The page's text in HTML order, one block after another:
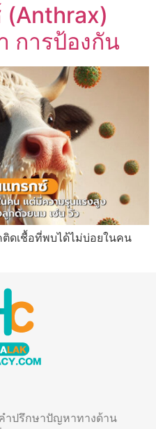
การป้องกัน
ดเชื้อที่พบได้ไม่บ่อยในคน
ำปรึกษาปัญหาทางด้าน